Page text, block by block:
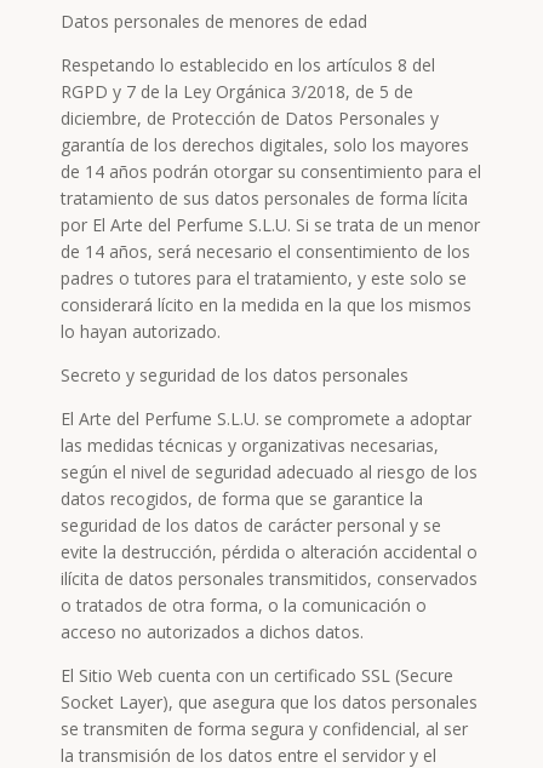
Datos personales de menores de edad
Respetando lo establecido en los artículos 8 del
RGPD y 7 de la Ley Orgánica 3/2018, de 5 de
diciembre, de Protección de Datos Personales y
garantía de los derechos digitales, solo los mayores
de 14 años podrán otorgar su consentimiento para el
tratamiento de sus datos personales de forma lícita
por El Arte del Perfume S.L.U. Si se trata de un menor
de 14 años, será necesario el consentimiento de los
padres o tutores para el tratamiento, y este solo se
considerará lícito en la medida en la que los mismos
lo hayan autorizado.
Secreto y seguridad de los datos personales
El Arte del Perfume S.L.U. se compromete a adoptar
las medidas técnicas y organizativas necesarias,
según el nivel de seguridad adecuado al riesgo de los
datos recogidos, de forma que se garantice la
seguridad de los datos de carácter personal y se
evite la destrucción, pérdida o alteración accidental o
ilícita de datos personales transmitidos, conservados
o tratados de otra forma, o la comunicación o
acceso no autorizados a dichos datos.
El Sitio Web cuenta con un certificado SSL (Secure
Socket Layer), que asegura que los datos personales
se transmiten de forma segura y confidencial, al ser
la transmisión de los datos entre el servidor y el